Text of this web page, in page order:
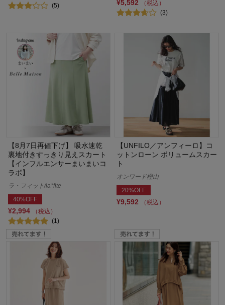
(5) ¥5,592
（税込）
(3)
【8月7日再値下げ】 吸水速乾
裏地付きすっきり見えスカート
【インフルエンサーまいまいコ
ラボ】
ラ・フィット/la*fite
40%OFF
¥2,994
（税込）
(1)
【UNFILO／アンフィーロ】コ
ットンローン ボリュームスカー
ト
オンワード樫山
20%OFF
¥9,592 （税込）